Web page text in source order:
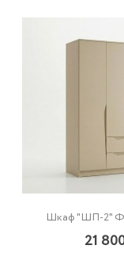
Шкаф "ШП-2"
21